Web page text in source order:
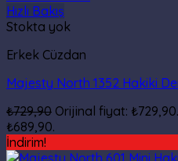
Hızlı Bakış
Stokta yok
Erkek Cüzdan
Majesty North 1352 Hakiki
₺729,90 Orijinal fiyat: ₺729,90.
₺689,90.
İndirim!